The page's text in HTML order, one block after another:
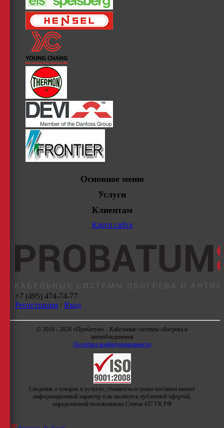
Основное меню
Услуги
Клиентам
Карта сайта
+7 (495) 474-74-77
Регистрация/ Вход
© 2010 - 2026 «Пробатум» - Кабельные системы обогрева и
антиобледенения
Политика конфиденциальности
Сведения о товарах и услугах, стоимость и сроки поставки имеют
информационный характер и не являются публичной офертой,
определяемой положениями Статьи 437 ГК РФ